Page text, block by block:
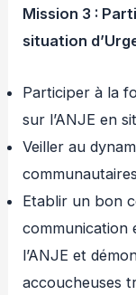
Mission 3 :
situation
Participer à la
sur l’ANJE en
Veiller au
Etablir un bon
communication
l’ANJE et
accoucheuses